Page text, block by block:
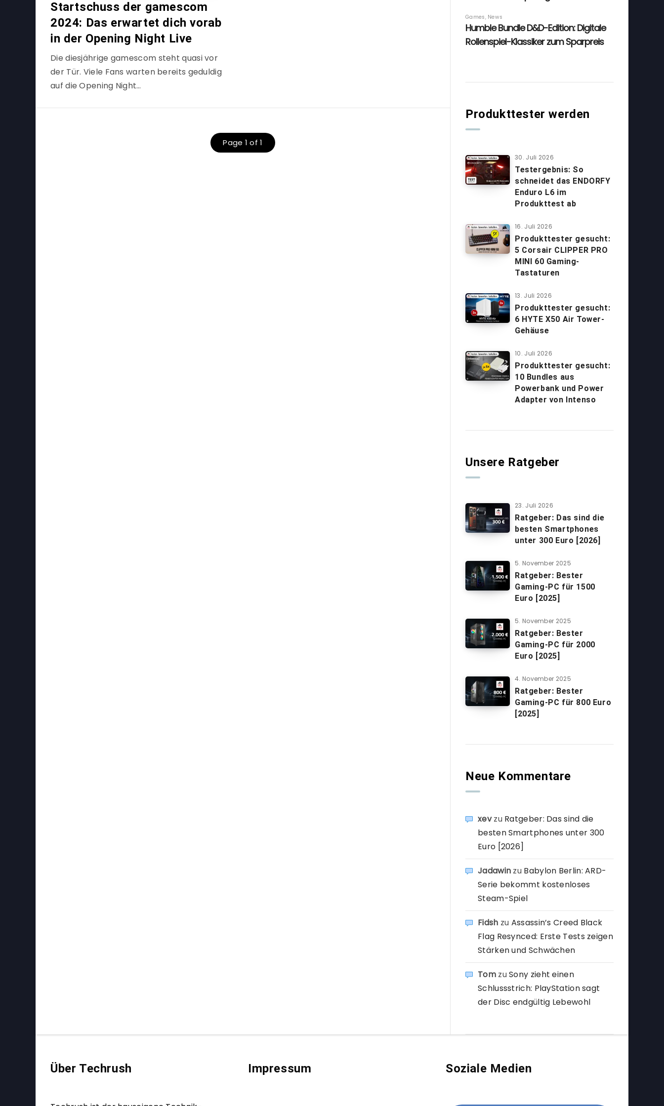
Startschuss der gamescom
2024: Das erwartet dich vorab
in der Opening Night Live
Die diesjährige gamescom steht quasi vor
der Tür. Viele Fans warten bereits geduldig
auf die Opening Night…
Page 1 of 1
Produkttester werden
30. Juli 2026
Testergebnis: So
schneidet das ENDORFY
Enduro L6 im
Produkttest ab
16. Juli 2026
Produkttester gesucht:
5 Corsair CLIPPER PRO
MINI 60 Gaming-
Tastaturen
13. Juli 2026
Produkttester gesucht:
6 HYTE X50 Air Tower-
Gehäuse
10. Juli 2026
Produkttester gesucht:
10 Bundles aus
Powerbank und Power
Adapter von Intenso
Unsere Ratgeber
23. Juli 2026
Ratgeber: Das sind die
besten Smartphones
unter 300 Euro [2026]
5. November 2025
Ratgeber: Bester
Gaming-PC für 1500
Euro [2025]
5. November 2025
Ratgeber: Bester
Gaming-PC für 2000
Euro [2025]
4. November 2025
Ratgeber: Bester
Gaming-PC für 800 Euro
[2025]
Neue Kommentare
xevzu Ratgeber: Das sind die
besten Smartphones unter 300
Euro [2026]
Jadawin zu Babylon Berlin: ARD-
Serie bekommt kostenloses
Steam-Spiel
Fidsh zu Assassin’s Creed Black
Flag Resynced: Erste Tests zeigen
Stärken und Schwächen
TomzuSony zieht einen
Schlussstrich: PlayStation sagt
der Disc endgültig Lebewohl
Über Techrush Impressum Soziale Medien